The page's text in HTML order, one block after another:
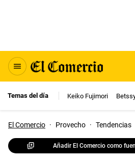
Temas del día Keiko Fujimori
El Comercio · Provecho · Tendencias
Añadir El Comercio como